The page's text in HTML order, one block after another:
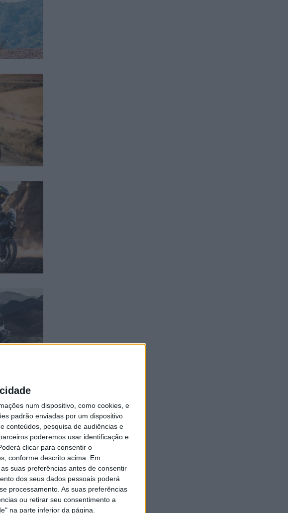
num dispositivo, como cookies, e
padrão enviadas por um dispositivo
conteúdos, pesquisa de audiências e
poderemos usar identificação e
clicar para consentir o
conforme descrito acima. Em
suas preferências antes de consentir
dos seus dados pessoais poderá
processamento. As suas preferências
ou retirar seu consentimento a
na parte inferior da página.